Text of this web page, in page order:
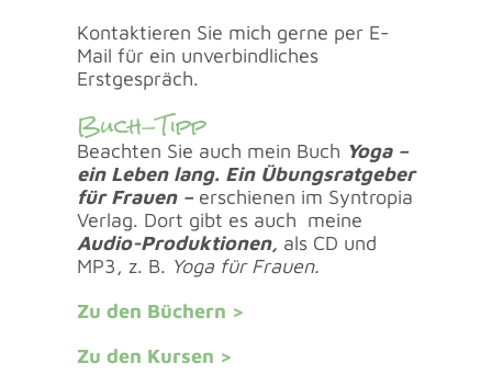
Kontaktieren Sie mich gerne per E-
Mail für ein unverbindliches
Erstgespräch.
Buch-Tipp
Beachten Sie auch mein Buch Yoga –
ein Leben lang. Ein Übungsratgeber
für Frauen – erschienen im Syntropia
Verlag. Dort gibt es auch meine
Audio-Produktionen, als CD und
MP3, z. B. Yoga für Frauen.
Zu den Büchern >
Zu den Kursen >